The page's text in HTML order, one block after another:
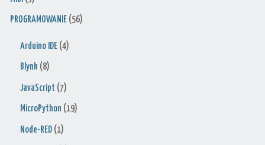
PROGRAMOWANIE (56)
Arduino IDE (4)
Blynk (8)
JavaScript (7)
MicroPython (19)
Node-RED (1)